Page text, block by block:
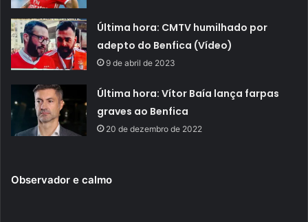
Última hora: CMTV humilhado por
adepto do Benfica (Vídeo)
9 de abril de 2023
Última hora: Vítor Baía lança farpas
graves ao Benfica
20 de dezembro de 2022
Observador e calmo